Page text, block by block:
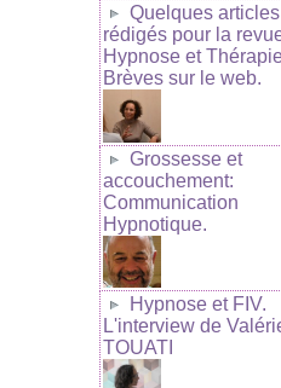
Quelques articles
rédigés pour la
Hypnose et
Brèves sur le web.
Grossesse et
accouchement:
Communication
Hypnotique.
Hypnose et FIV.
L'interview de
TOUATI